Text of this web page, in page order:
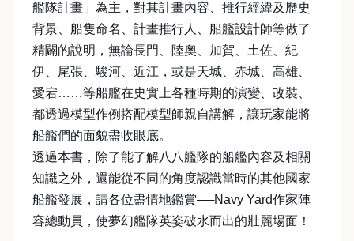
艦隊計畫」為主，對其計畫內容、推行經緯及歷史
背景、船隻命名、計畫推行人、船艦設計師等做了
精闢的說明，無論長門、陸奧、加賀、土佐、紀
伊、尾張、駿河、近江，或是天城、赤城、高雄、
愛宕……等船艦在史實上各種時期的演變、改裝、
都透過模型作例搭配模型師親自講解，讓玩家能將
船艦們的面貌盡收眼底。
透過本書，除了能了解八八艦隊的船艦內容及相關
知識之外，還能從不同的角度認識當時的其他國家
船艦發展，請各位盡情地鑑賞──Navy Yard作家陣
容總動員，使夢幻艦隊英姿破水而出的壯麗場面！